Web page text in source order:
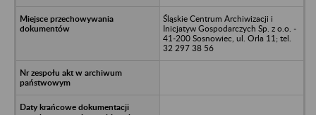
Śląskie Centrum Archiwizacji i
Inicjatyw Gospodarczych Sp. z o.o. -
41-200 Sosnowiec, ul. Orla 11; tel.
32 297 38 56